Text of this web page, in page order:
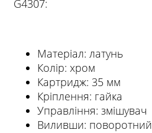
G4307:
Матеріал: латунь
Колір: хром
Картридж: 35 мм
Кріплення: гайка
Управління: змішувач
Виливши: поворотний